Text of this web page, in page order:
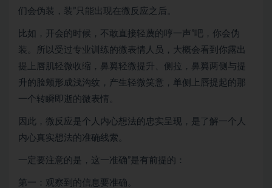
们会伪装，装”只能出现在微反应之后。
比如，开会的时候，不敢直接轻蔑的哼一声”吧，你会伪
装。所以受过专业训练的微表情人员，大概会看到你露出
提上唇肌轻微收缩，鼻翼轻微提升、侧拉，鼻翼两侧与提
升的脸颊形成浅沟纹，产生轻微笑意，单侧上唇提起的那
一个转瞬即逝的微表情。
因此，微反应是个人内心想法的忠实呈现，是了解一个人
内心真实想法的准确线索。
一定要注意的是，这一准确”是有前提的：
第一：观察到的信息要准确。